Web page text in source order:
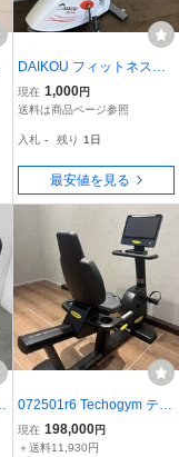
DAIKOU フィットネスバ
イク DK-8920 エアロバイ
ク フィットネスアダプタ
現在 1,000円
送料は商品ページ参照
入札 - 残り 1日
最安値を見る
072501r6 Techogym テク
ノジム リカンベントバイ
ク 筋トレ フィットネス AI
現在 198,000円
＋送料11,930円